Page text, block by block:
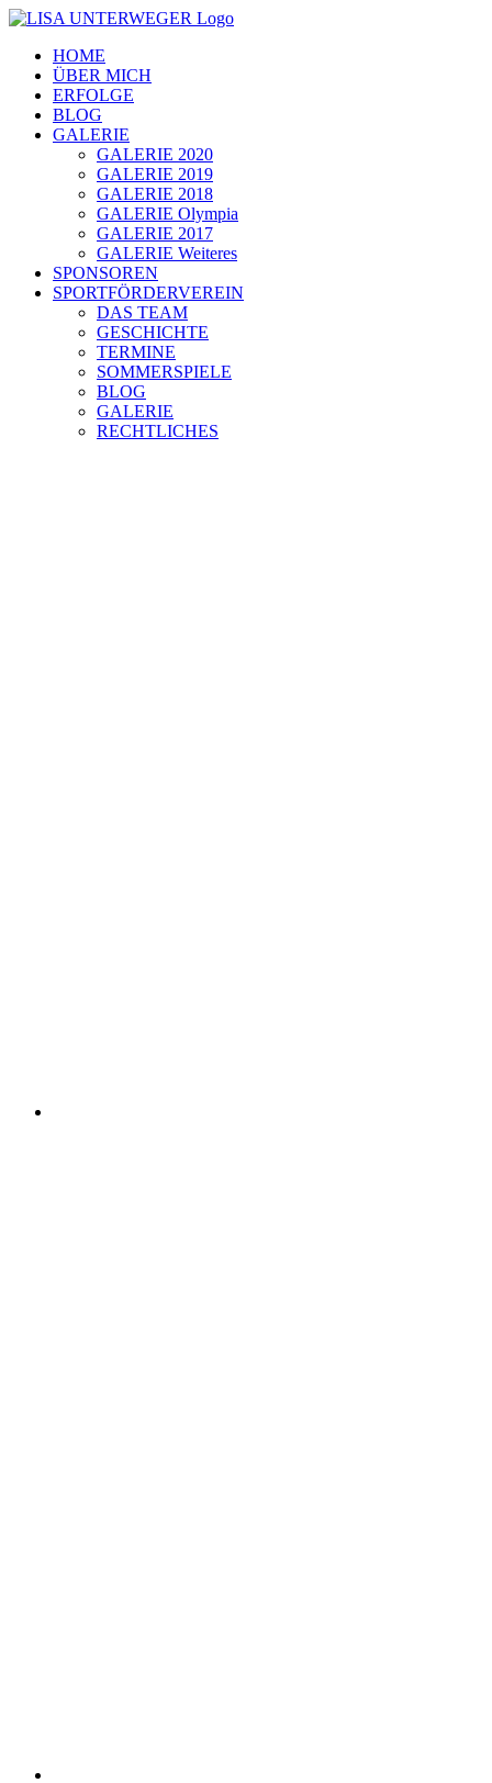
Zum
springenHOME
ÜBER MICH
ERFOLGE
BLOG
GALERIE
GALERIE 2020
GALERIE 2019
GALERIE 2018
GALERIE Olympia
GALERIE 2017
GALERIE Weiteres
SPONSOREN
SPORTFÖRDERVEREIN
DAS TEAM
GESCHICHTE
TERMINE
SOMMERSPIELE
BLOG
GALERIE
RECHTLICHES